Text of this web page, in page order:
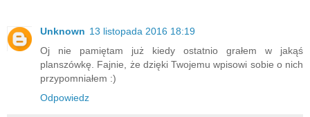
Unknown 13 listopada 2016 18:19
Oj nie pamiętam już kiedy ostatnio grałem w jakąś
planszówkę. Fajnie, że dzięki Twojemu wpisowi sobie o nich
przypomniałem :)
Odpowiedz